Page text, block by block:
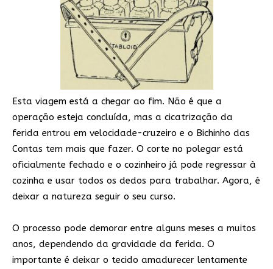
Esta viagem está a chegar ao fim. Não é que a
operação esteja concluída, mas a cicatrização da
ferida entrou em velocidade-cruzeiro e o Bichinho das
Contas tem mais que fazer. O corte no polegar está
oficialmente fechado e o cozinheiro já pode regressar à
cozinha e usar todos os dedos para trabalhar. Agora, é
deixar a natureza seguir o seu curso.
O processo pode demorar entre alguns meses a muitos
anos, dependendo da gravidade da ferida. O
importante é deixar o tecido amadurecer lentamente